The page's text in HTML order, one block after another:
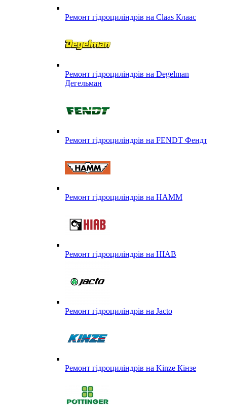
Ремонт гідроциліндрів на Claas Клаас
Ремонт гідроциліндрів на Degelman
Дегельман
Ремонт гідроциліндрів на FENDT Фендт
Ремонт гідроциліндрів на HAMM
Ремонт гідроциліндрів на HIAB
Ремонт гідроциліндрів на Jacto
Ремонт гідроциліндрів на Kinze Кінзе